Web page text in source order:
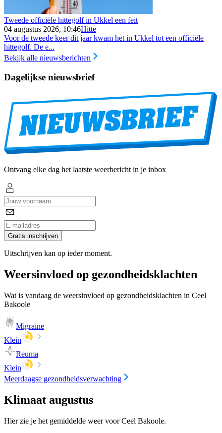
Tweede officiële hittegolf in Ukkel een feit
04 augustus 2026, 10:46Hitte
Voor de tweede keer dit jaar kwam het in Ukkel tot een officiële
hittegolf. De e...
Bekijk alle nieuwsberichten
Dagelijkse nieuwsbrief
Ontvang elke dag het laatste weerbericht in je inbox
Gratis inschrijven
Uitschrijven kan op ieder moment.
Weersinvloed op gezondheidsklachten
Wat is vandaag de weersinvloed op gezondheidsklachten in Ceel
Bakoole
Migraine
Klein
Reuma
Klein
Meerdaagse gezondheidsverwachting
Klimaat augustus
Hier zie je het gemiddelde weer voor Ceel Bakoole.